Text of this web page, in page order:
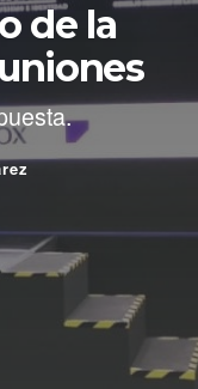
de la